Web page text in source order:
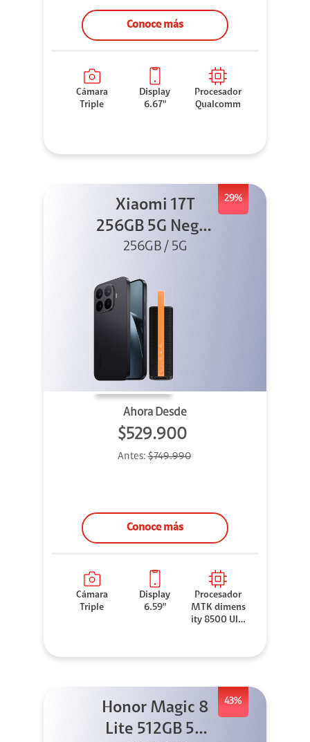
Conoce más
Cámara
Triple
Display
6.67"
Procesador
Qualcomm
29%
Xiaomi 17T
256GB 5G Negro
+ Sound
256GB / 5G
Ahora Desde
$529.900
Antes:$749.990
Conoce más
Cámara
Triple
Display
6.59"
Procesador
MTK dimens
ity 8500 Ultr
43%
Honor Magic 8
Lite 512GB 5G